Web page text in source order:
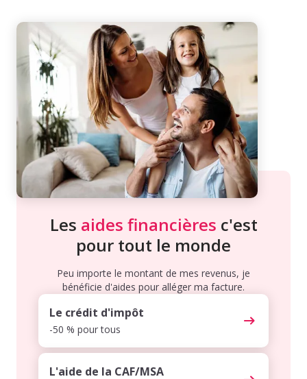
Les aides financières c'est
pour tout le monde
Peu importe le montant de mes revenus, je
bénéficie d'aides pour alléger ma facture.
Le crédit d'impôt
-50 % pour tous
L'aide de la CAF/MSA